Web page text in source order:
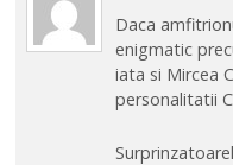
Daca
enigmatic
iata si Mircea
personalitatii